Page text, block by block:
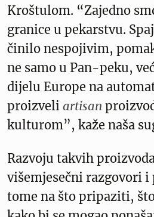
Kroštulom. “Zajedno
granice u pekarstvu.
činilo nespojivim,
ne samo u Pan-peku,
dijelu Europe na
proizveli artisan
kulturom”, kaže naša
Razvoju takvih
višemjesečni razgovori
tome na što pripaziti,